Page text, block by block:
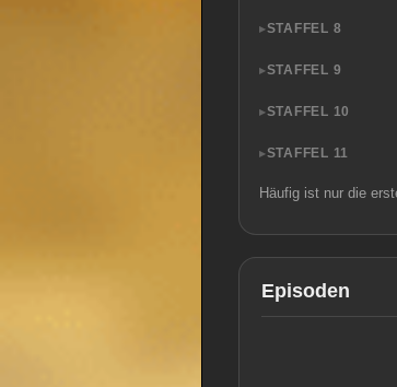
STAFFEL 8
STAFFEL 9
STAFFEL 10
STAFFEL 11
Häufig ist nur die
Episoden